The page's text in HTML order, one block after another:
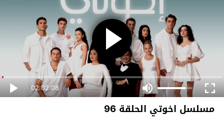
02:02:08
مسلسل اخوتي الحلقة 96